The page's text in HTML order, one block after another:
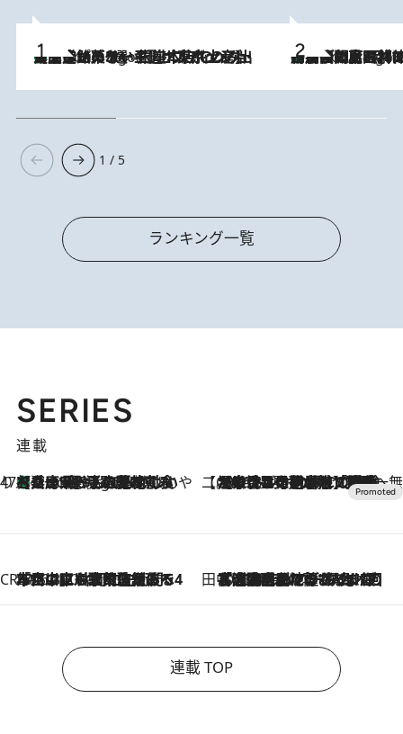
7 Hours Ago
【間違いのない王道・東京土産】資生堂パーラー 銀座本店でのみ出会える銘菓5選《極上プディング・濃厚チーズケーキ・ボンボンショコラほか》 7 Hours Ago
「最後に見られてよかった」上野動物園の東園パンダ舎が解体前に特別公開。8月16日まで延長されたパネル展と共に辿る“半世紀”のパンダ飼育《解体工事の図面あり》
1 / 5
ランキング一覧
SERIES
連載
47都道府県の手みやげ ひんやりスイーツで夏を満喫
7 Hours Ago
【兵庫県】この夏絶対食べたい 冷やしておいしいおやつ3選 淡路島の恵みをジェラートに集約 【CREA×星野リゾート】唯一無二。癒しと発見が待つ場所へ
2026.8.7
【トンボの足水浴】ヒノキの香りに包まれて涼感マックス！約13℃の湧水かけ流しを避暑地「星野温泉 トンボの湯」で体験
CREA'S CHOICE
2026.8.7
「立川にも歌舞伎があるんだよ」 片岡仁左衛門・市川中車ら豪華座組みで4年目の立川立飛歌舞伎へ 田中稲の勝手に再ブーム
2026.8.7
「湘南乃風に憧れて」観客大盛上がりの“タオル回し”に、ラッパー顔負けの高速歌唱まで…さだまさし（74）のアグレッシブすぎる現在地
連載 TOP